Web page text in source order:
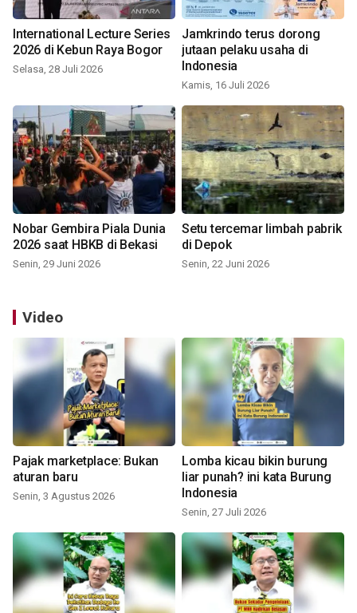
International Lecture Series
2026 di Kebun Raya Bogor
Selasa, 28 Juli 2026
Jamkrindo terus dorong
jutaan pelaku usaha di
Indonesia
Kamis, 16 Juli 2026
Nobar Gembira Piala Dunia
2026 saat HBKB di Bekasi
Senin, 29 Juni 2026
Setu tercemar limbah pabrik
di Depok
Senin, 22 Juni 2026
Video
Pajak marketplace: Bukan
aturan baru
Senin, 3 Agustus 2026
Lomba kicau bikin burung
liar punah? ini kata Burung
Indonesia
Senin, 27 Juli 2026